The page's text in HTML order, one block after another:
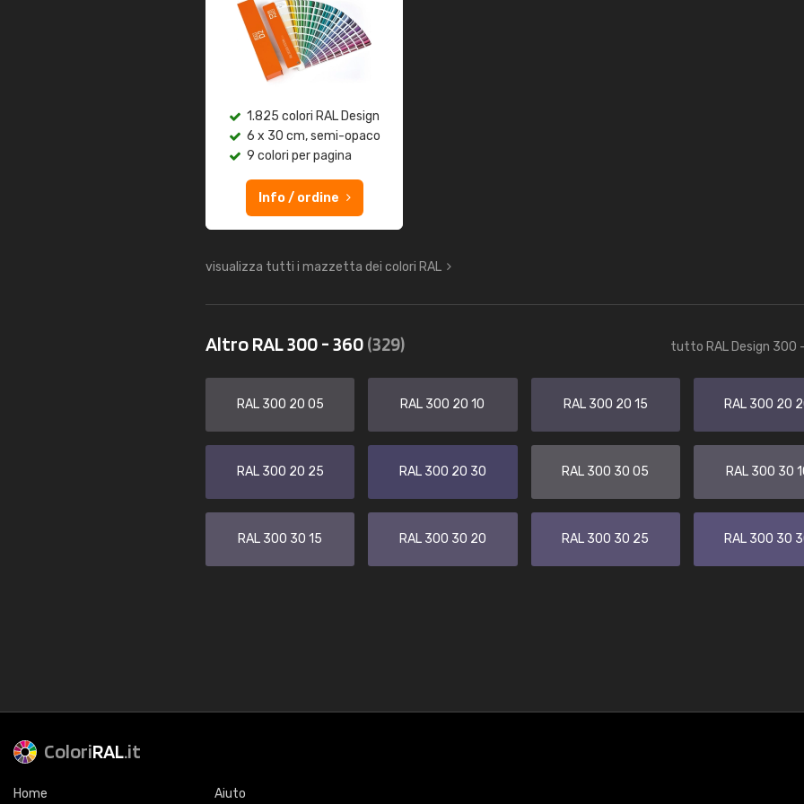
1.825 colori RAL Design
6 x 30 cm, semi-opaco
9 colori per pagina
Info / ordine
visualizza tutti i mazzetta dei colori RAL
Altro RAL 300 - 360(329) tutto RAL Design 300
RAL 300 20 05 RAL 300 20 10 RAL 300 20 15 RAL 300 20
RAL 300 20 25 RAL 300 20 30 RAL 300 30 05 RAL 300 30
RAL 300 30 15 RAL 300 30 20 RAL 300 30 25 RAL 300 30
ColoriRAL.it
Home Aiuto